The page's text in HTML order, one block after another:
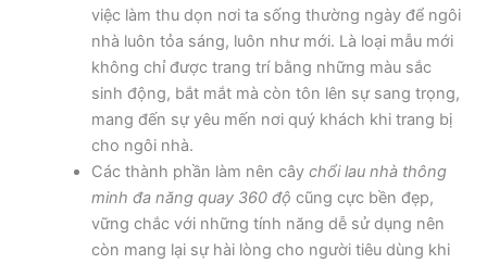
việc làm thu dọn nơi ta sống thường ngày để ngôi
nhà luôn tỏa sáng, luôn như mới. Là loại mẫu mới
không chỉ được trang trí bằng những màu sắc
sinh động, bắt mắt mà còn tôn lên sự sang trọng,
mang đến sự yêu mến nơi quý khách khi trang bị
cho ngôi nhà.
Các thành phần làm nên cây chổi lau nhà thông
minh đa năng quay 360 độ cũng cực bền đẹp,
vững chắc với những tính năng dễ sử dụng nên
còn mang lại sự hài lòng cho người tiêu dùng khi